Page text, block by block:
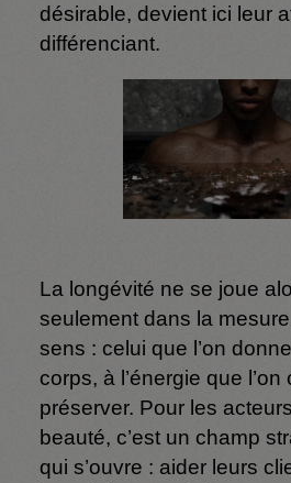
désirable, devient ici leur
différenciant.
La longévité ne se joue
seulement dans la
sens : celui que l’on
corps, à l’énergie que l’on
préserver. Pour les
beauté, c’est un champ
qui s’ouvre : aider leurs